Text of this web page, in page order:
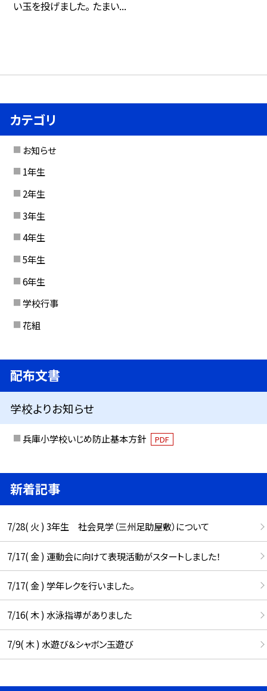
い玉を投げました。 たまい...
カテゴリ
お知らせ
1年生
2年生
3年生
4年生
5年生
6年生
学校行事
花組
配布文書
学校よりお知らせ
兵庫小学校いじめ防止基本方針 PDF
新着記事
7/28( 火 ) 3年生 社会見学（三州足助屋敷）について
7/17( 金 ) 運動会に向けて表現活動がスタートしました！
7/17( 金 ) 学年レクを行いました。
7/16( 木 ) 水泳指導がありました
7/9( 木 ) 水遊び＆シャボン玉遊び